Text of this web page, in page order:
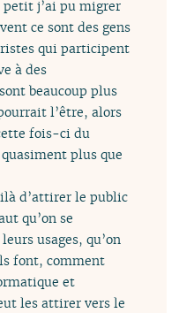
petit j’ai pu migrer
ce sont des gens
qui participent
à des
beaucoup plus
l’être, alors
fois-ci du
plus que
d’attirer le public
qu’on se
usages, qu’on
font, comment
et
les attirer vers le